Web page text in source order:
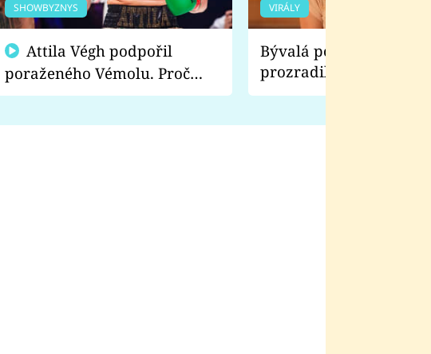
SHOWBYZNYS
poraženého Vémolu. Proč
chce raději zápasit s ním než
VIRÁLY
Bývalá pornoherečka
prozradila, co ji
natáčení Euforie.